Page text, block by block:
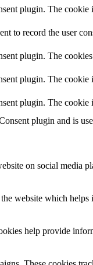
plugin. The
to record the user
plugin. The
plugin. The cookie
plugin. The cookie
plugin and is
on social media
website which
help provide